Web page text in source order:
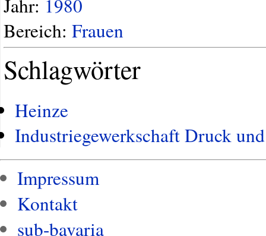
Jahr: 1980
Bereich: Frauen
Schlagwörter
Heinze
Industriegewerkschaft Druck
Impressum
Kontakt
sub-bavaria